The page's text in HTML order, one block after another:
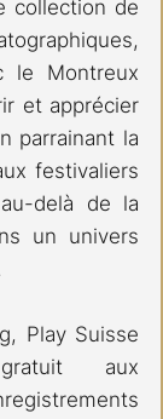
collection de
le Montreux
et apprécier
parrainant la
festivaliers
delà de la
un univers
Play Suisse
aux